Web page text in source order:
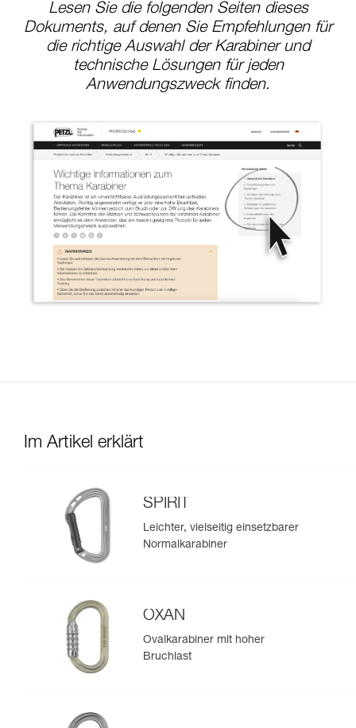
Lesen Sie die folgenden Seiten dieses
Dokuments, auf denen Sie Empfehlungen für
die richtige Auswahl der Karabiner und
technische Lösungen für jeden
Anwendungszweck finden.
Im Artikel erklärt
SPIRIT
Leichter, vielseitig einsetzbarer
Normalkarabiner
OXAN
Ovalkarabiner mit hoher
Bruchlast